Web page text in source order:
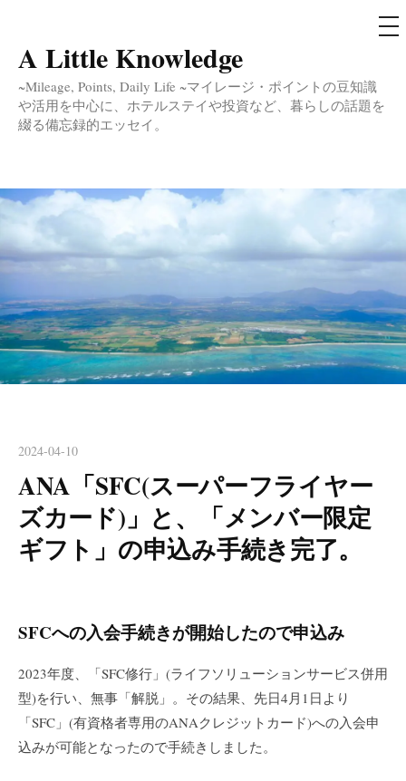
コ
テ
ン
ス
ッ
A Little Knowledge
~Mileage, Points, Daily Life ~マイレージ・ポイントの豆知識
や活用を中心に、ホテルステイや投資など、暮らしの話題を
綴る備忘録的エッセイ。
メ
ニ
2024-04-10
ANA「SFC(スーパーフライヤー
ズカード)」と、「メンバー限定
ギフト」の申込み手続き完了。
SFCへの入会手続きが開始したので申込み
2023年度、「SFC修行」(ライフソリューションサービス併用
型)を行い、無事「解脱」。その結果、先日4月1日より
「SFC」(有資格者専用のANAクレジットカード)への入会申
込みが可能となったので手続きしました。